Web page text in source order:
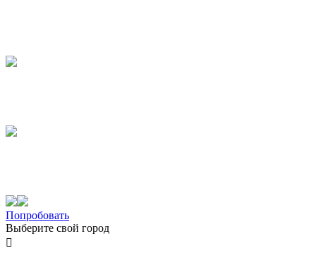
Попробовать
Выберите свой город
